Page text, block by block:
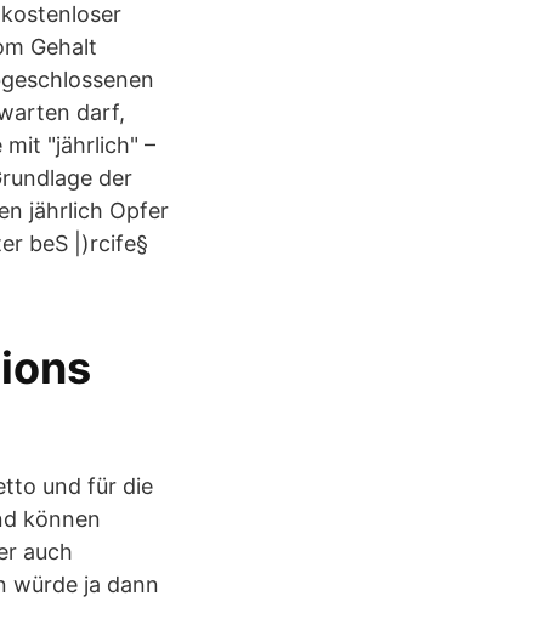
Gehalt
darf,
mit "jährlich" –
der
jährlich Opfer
beS |)rcife§
und für die
können
auch
würde ja dann